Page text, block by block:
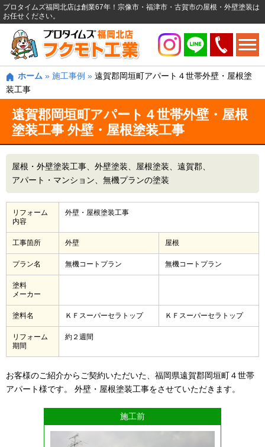
プロタイムズ福岡北店は創業67年！宗像市・福津市・古賀市の屋根・外壁塗装は
お任せください。
ホーム » 施工事例 » 遠賀郡岡垣町アパート４世帯外壁・屋根塗
装工事
遠賀郡岡垣町アパート４世帯外壁・屋根
塗装工事 外壁・屋根塗装工事
屋根・外壁塗装工事 外壁塗装 屋根塗装
遠賀郡
アパート・マンション
無機プランの塗装
リフォーム
内容
外壁・屋根塗装工事
工事箇所 外壁 屋根
プラン名 無機コートプラン 無機コートプラン
塗料
メーカー
塗料名 ＫＦスーパーセラトップ ＫＦスーパーセラトップ
リフォーム
期間
約２週間
お客様のご紹介からご契約いただいた、福岡県遠賀郡岡垣町４世帯
アパート様です。 外壁・屋根塗装工事をさせていただきます。
施工前